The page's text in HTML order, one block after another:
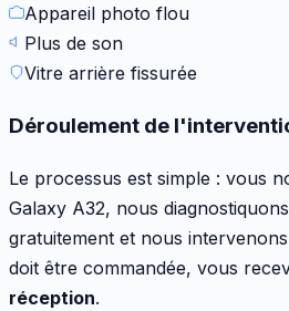
Appareil photo flou
Plus de son
Vitre arrière fissurée
Déroulement de
Le processus est simple : vous
Galaxy A32, nous
gratuitement et nous
doit être commandée, vous
réception.